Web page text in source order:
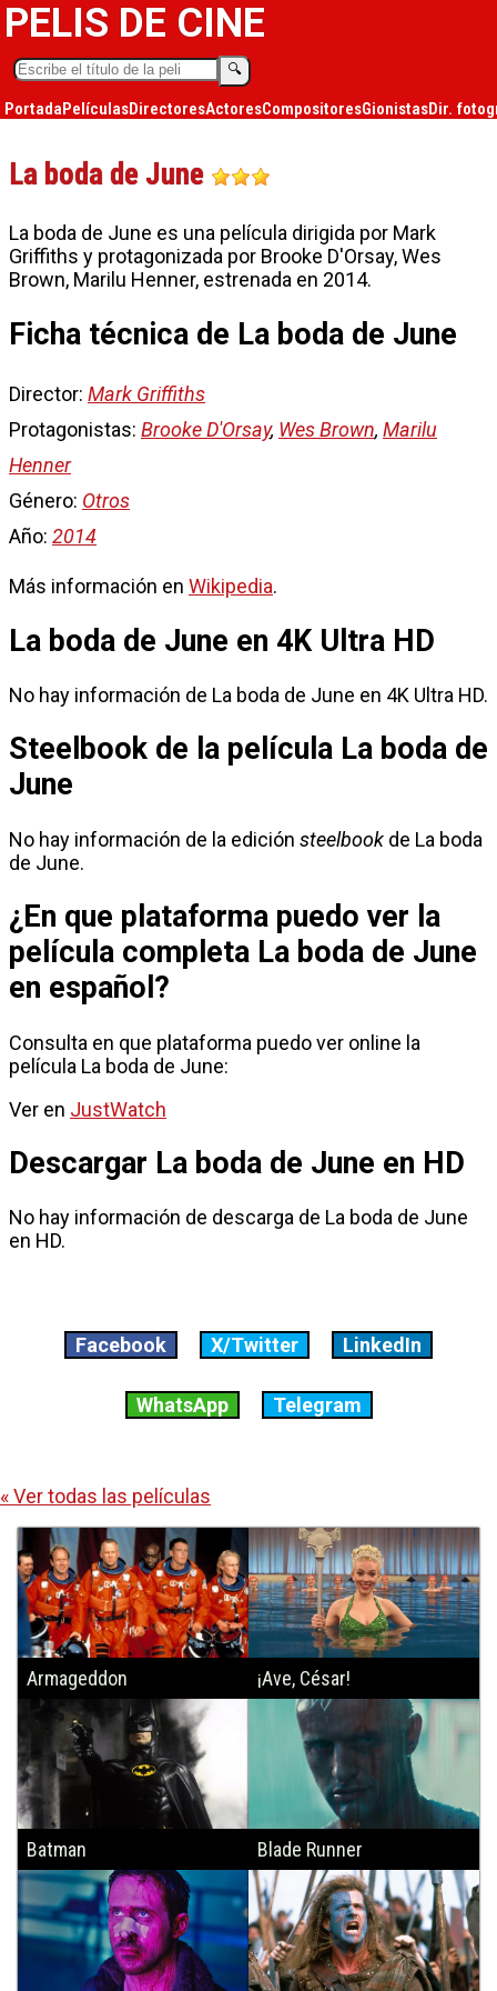
PELIS DE CINE
🔍︎
PortadaPelículasDirectoresActoresCompositoresGionistasDir.
La boda de June
La boda de June es una película dirigida por Mark
Griffiths y protagonizada por Brooke D'Orsay, Wes
Brown, Marilu Henner, estrenada en 2014.
Ficha técnica de La boda de June
Director: Mark Griffiths
Protagonistas: Brooke D'Orsay, Wes Brown, Marilu
Henner
Género: Otros
Año: 2014
Más información en Wikipedia.
La boda de June en 4K Ultra HD
No hay información de La boda de June en 4K Ultra HD.
Steelbook de la película La boda de
June
No hay información de la edición steelbook de La boda
de June.
¿En que plataforma puedo ver la
película completa La boda de June
en español?
Consulta en que plataforma puedo ver online la
película La boda de June:
Ver en JustWatch
Descargar La boda de June en HD
No hay información de descarga de La boda de June
en HD.
Facebook X/Twitter LinkedIn
WhatsApp Telegram
« Ver todas las películas
Armageddon ¡Ave, César!
Batman Blade Runner